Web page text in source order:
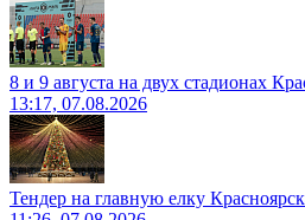
8 и 9 августа на двух стадионах
13:17, 07.08.2026
Тендер на главную елку